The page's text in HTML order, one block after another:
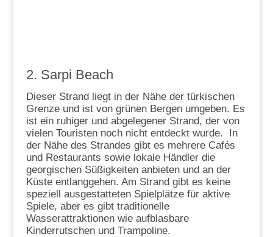
2. Sarpi Beach
Dieser Strand liegt in der Nähe der türkischen
Grenze und ist von grünen Bergen umgeben. Es
ist ein ruhiger und abgelegener Strand, der von
vielen Touristen noch nicht entdeckt wurde. In
der Nähe des Strandes gibt es mehrere Cafés
und Restaurants sowie lokale Händler die
georgischen Süßigkeiten anbieten und an der
Küste entlanggehen. Am Strand gibt es keine
speziell ausgestatteten Spielplätze für aktive
Spiele, aber es gibt traditionelle
Wasserattraktionen wie aufblasbare
Kinderrutschen und Trampoline.